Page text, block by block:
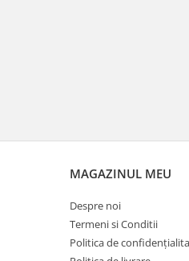
MAGAZINUL MEU
Despre noi
Termeni si Conditii
Politica de